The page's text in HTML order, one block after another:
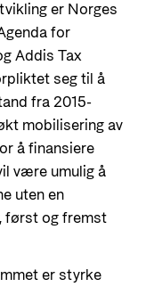
er Norges
for
Addis Tax
seg til å
fra 2015-
mobilisering av
å finansiere
være umulig å
uten en
først og fremst
er styrke